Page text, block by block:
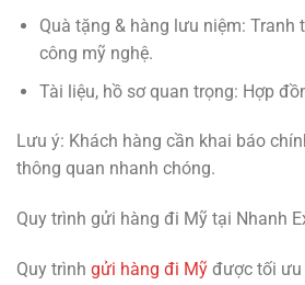
Quà tặng & hàng lưu niệm: Tranh
công mỹ nghệ.
Tài liệu, hồ sơ quan trọng: Hợp
Lưu ý: Khách hàng cần khai báo
thông quan nhanh chóng.
Quy trình gửi hàng đi Mỹ tại Nhanh
Quy trình gửi hàng đi Mỹ được tối ưu